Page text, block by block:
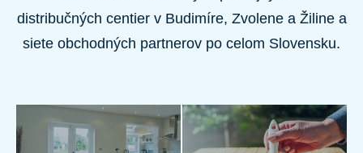
distribučných centier v Budimíre, Zvolene a Žiline a
siete obchodných partnerov po celom Slovensku.